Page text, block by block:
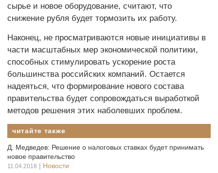
сырье и новое оборудование, считают, что
снижение рубля будет тормозить их работу.
Наконец, не просматриваются новые инициативы в
части масштабных мер экономической политики,
способных стимулировать ускорение роста
большинства российских компаний. Остается
надеяться, что формирование нового состава
правительства будет сопровождаться выработкой
методов решения этих наболевших проблем.
читайте также
Д. Медведев: Решение о налоговых ставках будет принимать
новое правительство
11.04.2018 | Новости